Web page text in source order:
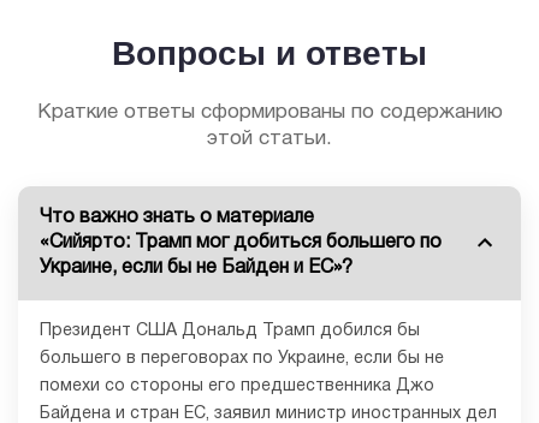
Вопросы и ответы
Краткие ответы сформированы по содержанию
этой статьи.
Что важно знать о материале
«Сийярто: Трамп мог добиться большего по
Украине, если бы не Байден и ЕС»?
Президент США Дональд Трамп добился бы
большего в переговорах по Украине, если бы не
помехи со стороны его предшественника Джо
Байдена и стран ЕС, заявил министр иностранных дел